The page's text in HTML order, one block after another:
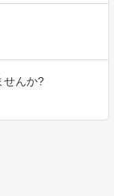
せんか?